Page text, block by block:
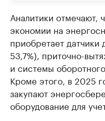
Аналитики отмечают,
экономии на
приобретает
53,7%), приточно-
и системы
Кроме этого, в 2025
закупают
оборудование для